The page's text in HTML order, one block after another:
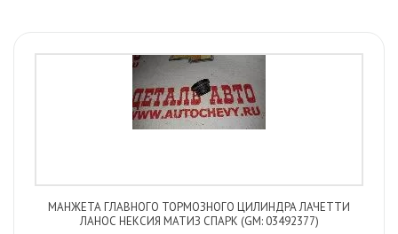
МАНЖЕТА ГЛАВНОГО ТОРМОЗНОГО ЦИЛИНДРА ЛАЧЕТТИ
ЛАНОС НЕКСИЯ МАТИЗ СПАРК (GM: 03492377)